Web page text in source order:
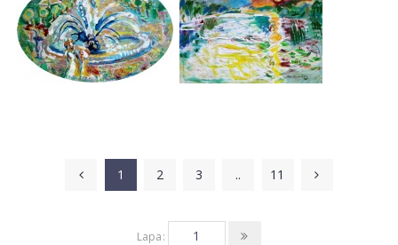
1 2 3 .. 11
Lapa: